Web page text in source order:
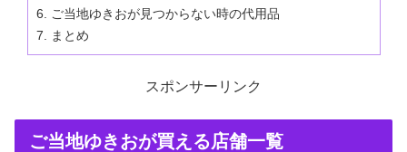
ご当地ゆきおが見つからない時の代用品
まとめ
スポンサーリンク
ご当地ゆきおが買える店舗一覧